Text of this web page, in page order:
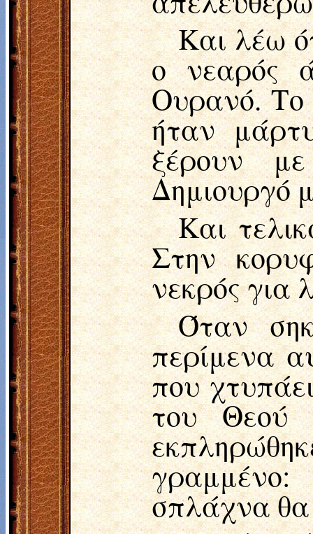
Και λέω
ο νεαρός
Ουρανό. Το
ήταν
ξέρουν
Δημιουργό
Και
Στην
νεκρός για
Όταν
περίμενα
που
του Θεού
σπλάχνα